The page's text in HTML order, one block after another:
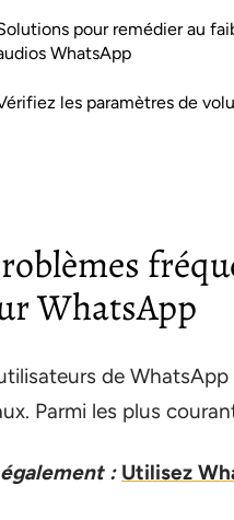
pour remédier au
WhatsApp
les paramètres de
WhatsApp
de
Parmi les plus
: Utilisez